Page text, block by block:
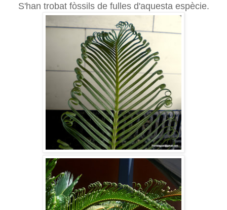
S'han trobat fòssils de fulles d'aquesta espècie.